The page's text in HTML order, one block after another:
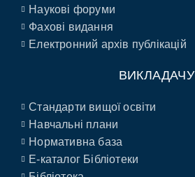
Наукові форуми
Фахові видання
Електронний архів публікацій
ВИКЛАДАЧУ
Стандарти вищої освіти
Навчальні плани
Нормативна база
E-каталог Бібліотеки